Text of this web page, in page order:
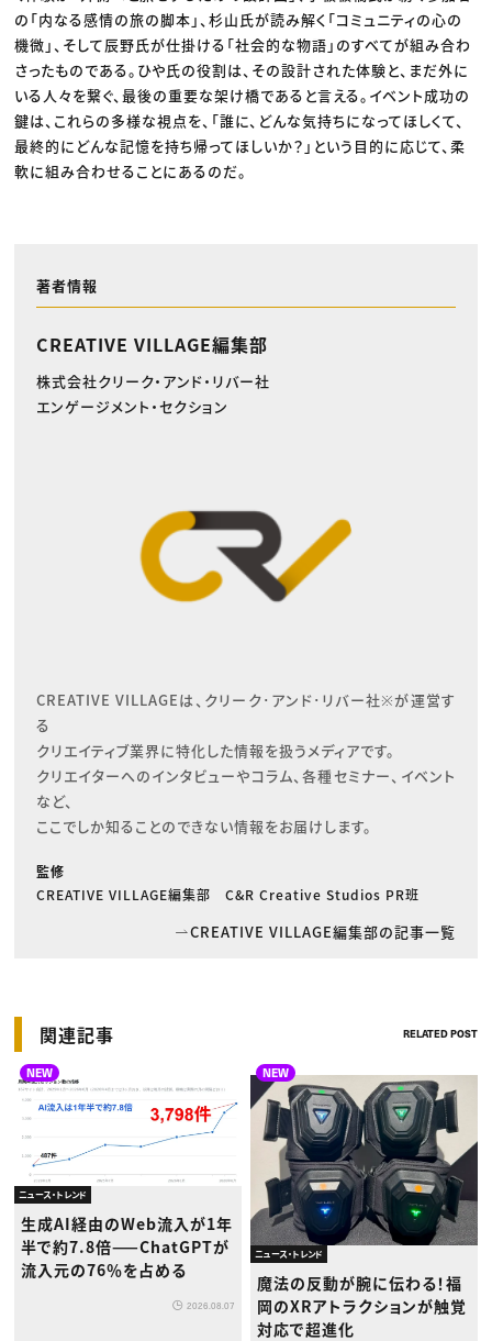
の「内なる感情の旅の脚本」、杉山氏が読み解く「コミュニティの心の
機微」、そして辰野氏が仕掛ける「社会的な物語」のすべてが組み合わ
さったものである。ひや氏の役割は、その設計された体験と、まだ外に
いる人々を繋ぐ、最後の重要な架け橋であると言える。イベント成功の
鍵は、これらの多様な視点を、「誰に、どんな気持ちになってほしくて、
最終的にどんな記憶を持ち帰ってほしいか？」という目的に応じて、柔
軟に組み合わせることにあるのだ。
著者情報
CREATIVE VILLAGE編集部
株式会社クリーク・アンド・リバー社
エンゲージメント・セクション
CREATIVE VILLAGEは、クリーク･アンド･リバー社※が運営す
る
クリエイティブ業界に特化した情報を扱うメディアです。
クリエイターへのインタビューやコラム、各種セミナー、イベント
など、
ここでしか知ることのできない情報をお届けします。
監修
CREATIVE VILLAGE編集部 C&R Creative Studios PR班
CREATIVE VILLAGE編集部の記事一覧
関連記事 RELATED POST
NEW
ニュース・トレンド
生成AI経由のWeb流入が1年
半で約7.8倍——ChatGPTが
流入元の76％を占める
2026.08.07
NEW
ニュース・トレンド
魔法の反動が腕に伝わる！福
岡のXRアトラクションが触覚
対応で超進化